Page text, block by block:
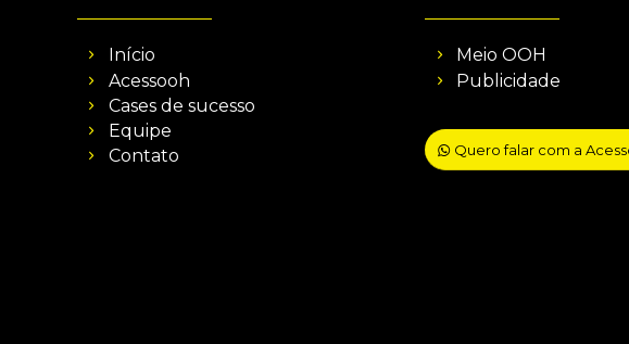
Início
Acessooh
Cases de sucesso
Equipe
Contato
Meio OOH
Publicidade
Quero falar com a